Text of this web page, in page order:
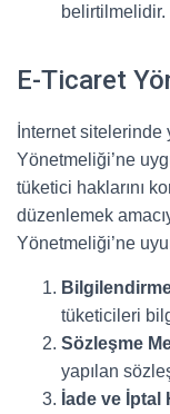
belirtilmelidir.
E-Ticaret
İnternet
Yönetmeliği’ne
tüketici haklarını
düzenlemek
Yönetmeliği’ne
tüketicileri
Sözleşme
yapılan
İade ve İptal